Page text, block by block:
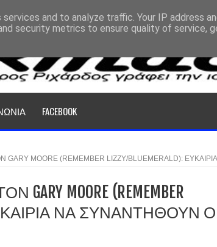
FACEBOOK
GARY MOORE (REMEMBER LIZZY/BLUEMERALD):
GARY MOORE (REMEMBER
ΕΥΚΑΙΡΙΑ ΝΑ ΣΥΝΑΝΤΗΘΟΥΝ
and to analyze traffic. Your IP address
security metrics to ensure quality of service,